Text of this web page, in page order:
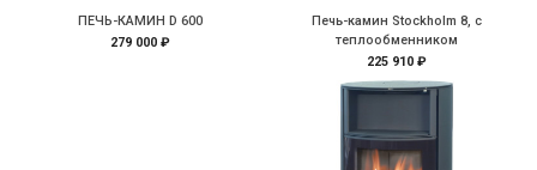
ПЕЧЬ-КАМИН D 600
279 000 ₽
Печь-камин Stockholm 8, с
теплообменником
225 910 ₽